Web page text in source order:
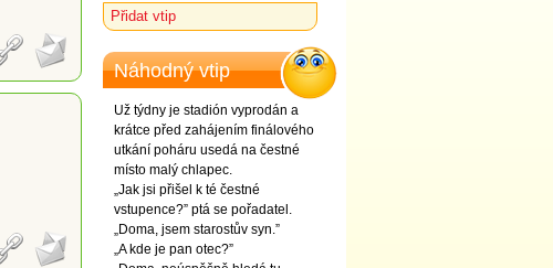
Přidat vtip
Náhodný vtip
Už týdny je stadión vyprodán a
krátce před zahájením finálového
utkání poháru usedá na čestné
místo malý chlapec.
„Jak jsi přišel k té čestné
vstupence?” ptá se pořadatel.
„Doma, jsem starostův syn.”
„A kde je pan otec?”